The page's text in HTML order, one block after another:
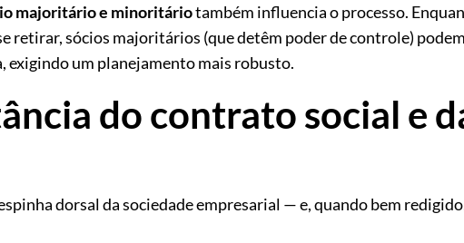
majoritário e minoritáriotambém influencia o processo.
retirar, sócios majoritários (que detêm poder de controle)
exigindo um planejamento mais robusto.
do contrato social e
dorsal da sociedade empresarial — e, quando bem